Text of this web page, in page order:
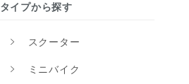
タイプから探す
スクーター
ミニバイク